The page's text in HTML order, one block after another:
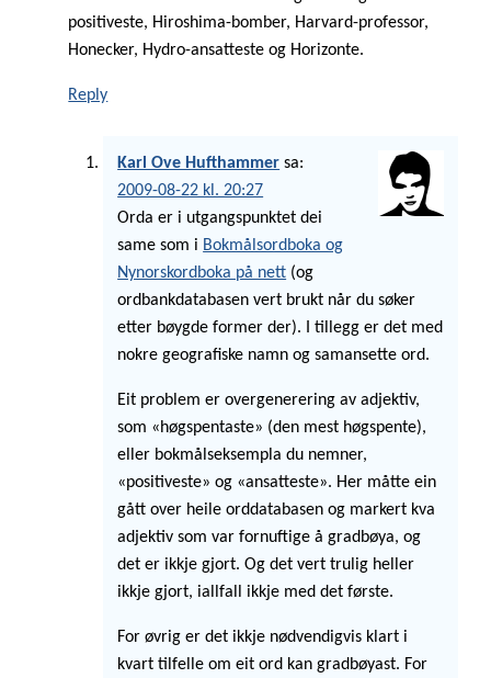
positiveste, Hiroshima-bomber, Harvard-professor,
Honecker, Hydro-ansatteste og Horizonte.
Reply
Karl Ove Hufthammer sa:
2009-08-22 kl. 20:27
Orda er i utgangspunktet dei
same som i Bokmålsordboka og
Nynorskordboka på nett (og
ordbankdatabasen vert brukt når du søker
etter bøygde former der). I tillegg er det med
nokre geografiske namn og samansette ord.
Eit problem er overgenerering av adjektiv,
som «høgspentaste» (den mest høgspente),
eller bokmålseksempla du nemner,
«positiveste» og «ansatteste». Her måtte ein
gått over heile orddatabasen og markert kva
adjektiv som var fornuftige å gradbøya, og
det er ikkje gjort. Og det vert trulig heller
ikkje gjort, iallfall ikkje med det første.
For øvrig er det ikkje nødvendigvis klart i
kvart tilfelle om eit ord kan gradbøyast. For